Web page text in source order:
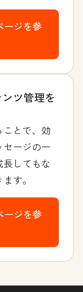
ージを参
ツ管理を
とで、効
ージの一
してもな
す。
ージを参